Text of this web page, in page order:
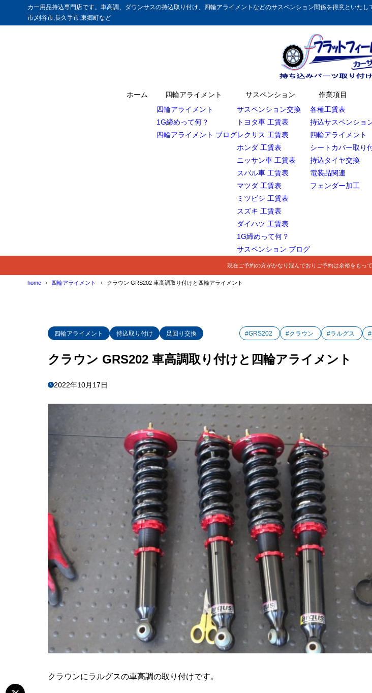
カー用品持込専門店です。車高調、ダウンサスの持込取り付け、四輪アライメントなどのサスペンション関係を得意といた
市,刈谷市,長久手市,東郷町など
ホーム
四輪アライメント
四輪アライメント
1G締めって何？
四輪アライメント ブログ
サスペンション
サスペンション交換
トヨタ車 工賃表
レクサス 工賃表
ホンダ 工賃表
ニッサン車 工賃表
スバル車 工賃表
マツダ 工賃表
ミツビシ 工賃表
スズキ 工賃表
ダイハツ 工賃表
1G締めって何？
サスペンション ブログ
作業項目
各種工賃表
持込サスペンショ
四輪アライメント
シートカバー取り
持込タイヤ交換
電装品関連
フェンダー加工
現在ご予約の方がかなり混んでおりご予約は余裕をもっ
home 四輪アライメント クラウン GRS202 車高調取り付けと四輪アライメント
四輪アライメント 持込取り付け 足回り交換 #GRS202 #クラウン #ラルグス
クラウン GRS202 車高調取り付けと四輪アライメント
2022年10月17日
クラウンにラルグスの車高調の取り付けです。